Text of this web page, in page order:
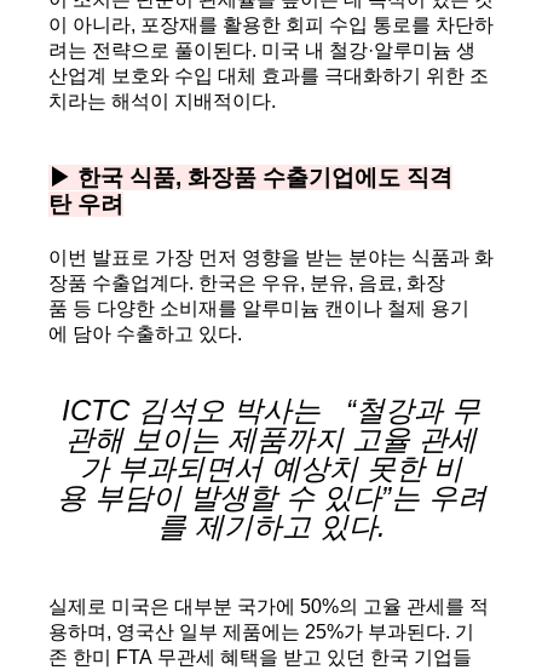
이 아니라, 포장재를 활용한 회피 수입 통로를 차단하
려는 전략으로 풀이된다. 미국 내 철강·알루미늄 생
산업계 보호와 수입 대체 효과를 극대화하기 위한 조
치라는 해석이 지배적이다.
▶ 한국 식품, 화장품 수출기업에도 직격
탄 우려
이번 발표로 가장 먼저 영향을 받는 분야는 식품과 화
장품 수출업계다. 한국은 우유, 분유, 음료, 화장
품 등 다양한 소비재를 알루미늄 캔이나 철제 용기
에 담아 수출하고 있다.
ICTC 김석오 박사는 “철강과 무
관해 보이는 제품까지 고율 관세
가 부과되면서 예상치 못한 비
용 부담이 발생할 수 있다”는 우려
를 제기하고 있다.
실제로 미국은 대부분 국가에 50%의 고율 관세를 적
용하며, 영국산 일부 제품에는 25%가 부과된다. 기
존 한미 FTA 무관세 혜택을 받고 있던 한국 기업들